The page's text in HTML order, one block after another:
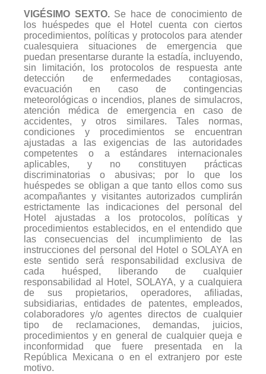
VIGÉSIMO SEXTO.Se hace de conocimiento de
los huéspedes que el Hotel cuenta con ciertos
procedimientos, políticas y protocolos para atender
cualesquiera situaciones de emergencia que
puedan presentarse durante la estadía, incluyendo,
sin limitación, los protocolos de respuesta ante
detección de enfermedades contagiosas,
evacuación en caso de contingencias
meteorológicas o incendios, planes de simulacros,
atención médica de emergencia en caso de
accidentes, y otros similares. Tales normas,
condiciones y procedimientos se encuentran
ajustadas a las exigencias de las autoridades
competentes o a estándares internacionales
aplicables, y no constituyen prácticas
discriminatorias o abusivas; por lo que los
huéspedes se obligan a que tanto ellos como sus
acompañantes y visitantes autorizados cumplirán
estrictamente las indicaciones del personal del
Hotel ajustadas a los protocolos, políticas y
procedimientos establecidos, en el entendido que
las consecuencias del incumplimiento de las
instrucciones del personal del Hotel o SOLAYA en
este sentido será responsabilidad exclusiva de
cada huésped, liberando de cualquier
responsabilidad al Hotel, SOLAYA, y a cualquiera
de sus propietarios, operadores, afiliadas,
subsidiarias, entidades de patentes, empleados,
colaboradores y/o agentes directos de cualquier
tipo de reclamaciones, demandas, juicios,
procedimientos y en general de cualquier queja e
inconformidad que fuere presentada en la
República Mexicana o en el extranjero por este
motivo.